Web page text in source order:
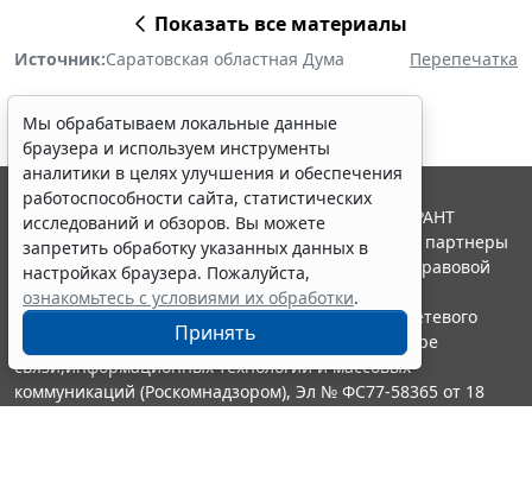
Показать все материалы
Источник:Саратовская областная Дума Перепечатка
работоспособности сайта, статистических
запретить обработку указанных данных в
настройках браузера. Пожалуйста,
ознакомьтесь с условиями их обработки
Принять
Erid: 4CQwVszH9pWwojUA9Q3 Реклама
Получите полный доступ к системе
ГАРАНТ бесплатно на 3 дня!
Получить доступ
© ООО "НПП "ГАРАНТ-СЕРВИС", 2026. Система ГАРАНТ
выпускается с 1990 года. Компания "Гарант" и ее партнеры
являются участниками Российской ассоциации правовой
информации ГАРАНТ.
Портал ГАРАНТ.РУ зарегистрирован в качестве сетевого
издания Федеральной службой по надзору в сфере
связи,информационных технологий и массовых
коммуникаций (Роскомнадзором), Эл № ФС77-58365 от 18